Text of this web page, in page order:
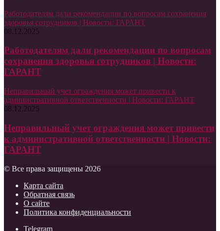
Работодателям дали рекомендации по вопросам сохранения
здоровья сотрудников | Новости: ГАРАНТ
08.12.2025
Работодателям дали рекомендации по вопросам
сохранения здоровья сотрудников | Новости:
ГАРАНТ
Неправильный учет ограждения может привести к
административной ответственности | Новости: ГАРАНТ
08.12.2025
Неправильный учет ограждения может привести
к административной ответственности | Новости:
ГАРАНТ
© Все права защищены 2026
Карта сайта
Обратная связь
О сайте
Политика конфиденциальности
Telegram